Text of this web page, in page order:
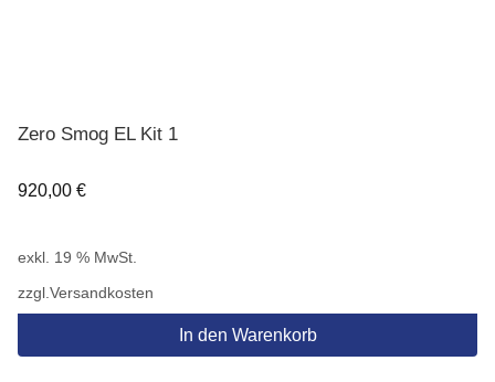
Zero Smog EL Kit 1
920,00 €
exkl. 19 % MwSt.
zzgl.Versandkosten
In den Warenkorb